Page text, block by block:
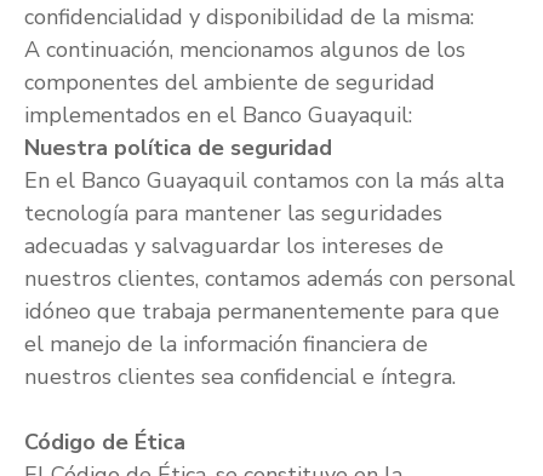
confidencialidad y disponibilidad de la misma:
A continuación, mencionamos algunos de los
componentes del ambiente de seguridad
implementados en el Banco Guayaquil:
Nuestra política de seguridad
En el Banco Guayaquil contamos con la más alta
tecnología para mantener las seguridades
adecuadas y salvaguardar los intereses de
nuestros clientes, contamos además con personal
idóneo que trabaja permanentemente para que
el manejo de la información financiera de
nuestros clientes sea confidencial e íntegra.
Código de Ética